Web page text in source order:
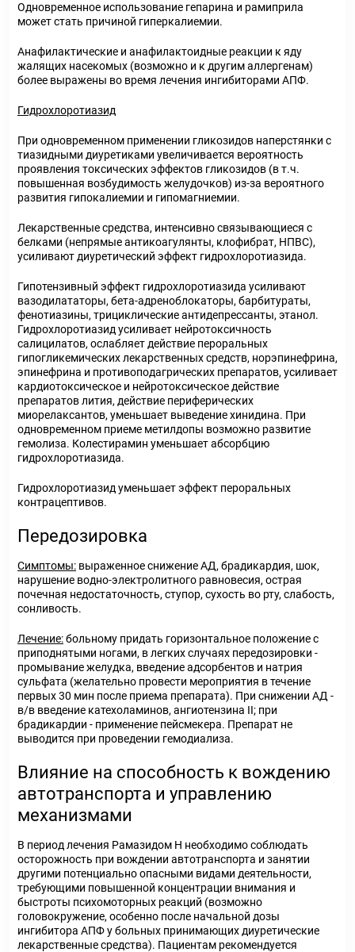
Одновременное использование гепарина и рамиприла
может стать причиной гиперкалиемии.
Анафилактические и анафилактоидные реакции к яду
жалящих насекомых (возможно и к другим аллергенам)
более выражены во время лечения ингибиторами АПФ.
Гидрохлоротиазид
При одновременном применении гликозидов наперстянки с
тиазидными диуретиками увеличивается вероятность
проявления токсических эффектов гликозидов (в т.ч.
повышенная возбудимость желудочков) из-за вероятного
развития гипокалиемии и гипомагниемии.
Лекарственные средства, интенсивно связывающиеся с
белками (непрямые антикоагулянты, клофибрат, НПВС),
усиливают диуретический эффект гидрохлоротиазида.
Гипотензивный эффект гидрохлоротиазида усиливают
вазодилататоры, бета-адреноблокаторы, барбитураты,
фенотиазины, трициклические антидепрессанты, этанол.
Гидрохлоротиазид усиливает нейротоксичность
салицилатов, ослабляет действие пероральных
гипогликемических лекарственных средств, норэпинефрина,
эпинефрина и противоподагрических препаратов, усиливает
кардиотоксическое и нейротоксическое действие
препаратов лития, действие периферических
миорелаксантов, уменьшает выведение хинидина. При
одновременном приеме метилдопы возможно развитие
гемолиза. Колестирамин уменьшает абсорбцию
гидрохлоротиазида.
Гидрохлоротиазид уменьшает эффект пероральных
контрацептивов.
Передозировка
Симптомы: выраженное снижение АД, брадикардия, шок,
нарушение водно-электролитного равновесия, острая
почечная недостаточность, ступор, сухость во рту, слабость,
сонливость.
Лечение:больному придать горизонтальное положение с
приподнятыми ногами, в легких случаях передозировки -
промывание желудка, введение адсорбентов и натрия
сульфата (желательно провести мероприятия в течение
первых 30 мин после приема препарата). При снижении АД -
в/в введение катехоламинов, ангиотензина II; при
брадикардии - применение пейсмекера. Препарат не
выводится при проведении гемодиализа.
Влияние на способность к вождению
автотранспорта и управлению
механизмами
В период лечения Рамазидом Н необходимо соблюдать
осторожность при вождении автотранспорта и занятии
другими потенциально опасными видами деятельности,
требующими повышенной концентрации внимания и
быстроты психомоторных реакций (возможно
головокружение, особенно после начальной дозы
ингибитора АПФ у больных принимающих диуретические
лекарственные средства). Пациентам рекомендуется